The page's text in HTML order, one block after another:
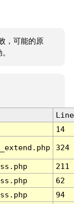
，可能的原
Line
14
324
211
62
94